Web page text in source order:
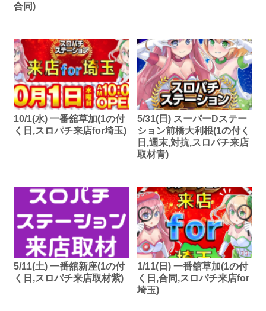
合同)
10/1(水) 一番舘草加(1の付
く日,スロパチ来店for埼玉)
5/31(日) スーパーDステー
ション前橋大利根(1の付く
日,週末,対抗,スロパチ来店
取材青)
5/11(土) 一番舘新座(1の付
く日,スロパチ来店取材紫)
1/11(日) 一番舘草加(1の付
く日,合同,スロパチ来店for
埼玉)